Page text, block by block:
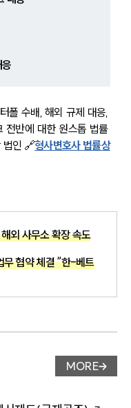
폴 수배, 해외 규제 대응,
전반에 대한 원스톱 법률
법인 🔗형사변호사 법률상
외 사무소 확장 속도
협약 체결 “한-베트
업무분야
MORE